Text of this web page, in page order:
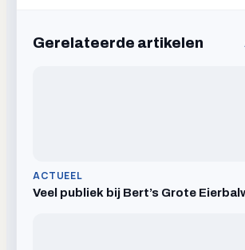
Gerelateerde artikelen
ACTUEEL
Veel publiek bij Bert’s Grote